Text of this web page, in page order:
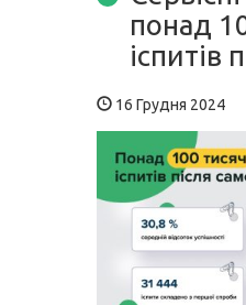
понад
іспитів
16 Грудня 2024